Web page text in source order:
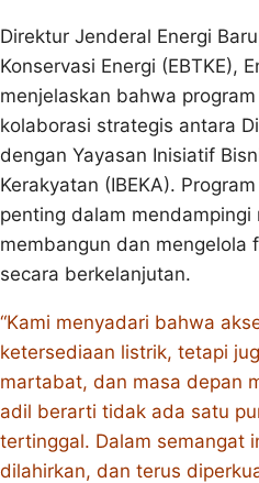
Direktur Jenderal Energi
Konservasi Energi (EBTKE),
menjelaskan bahwa
kolaborasi strategis antara
dengan Yayasan Inisiatif
Kerakyatan (IBEKA).
penting dalam
membangun dan mengelola
secara berkelanjutan.
“Kami menyadari bahwa
ketersediaan listrik, tetapi
martabat, dan masa depan
adil berarti tidak ada satu
tertinggal. Dalam semangat
dilahirkan, dan terus